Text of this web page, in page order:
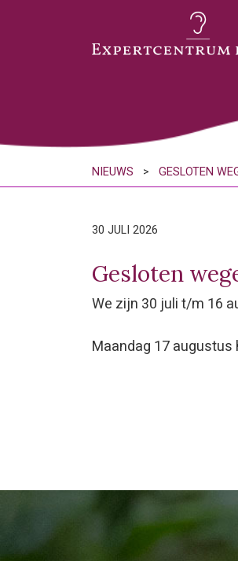
NIEUWS > GESLOTEN
30 JULI 2026
Gesloten
We zijn 30 juli t/m 16
Maandag 17 augustus